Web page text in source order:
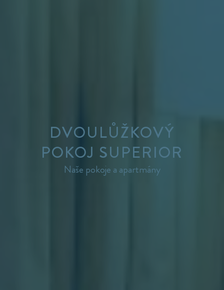
DVOULŮŽKOVÝ
POKOJ SUPERIOR
Naše pokoje a apartmány